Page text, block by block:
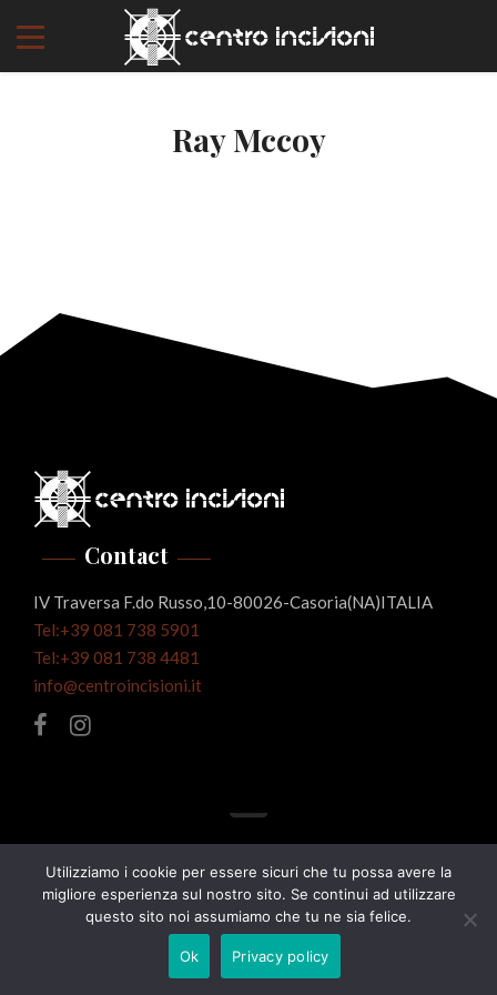
Ray Mccoy
Contact
IV Traversa F.do Russo,10-80026-Casoria(NA)ITALIA
Tel:+39 081 738 5901
Tel:+39 081 738 4481
info@centroincisioni.it
Images
Utilizziamo i cookie per essere sicuri che tu possa avere la
migliore esperienza sul nostro sito. Se continui ad utilizzare
questo sito noi assumiamo che tu ne sia felice.
Ok Privacy policy